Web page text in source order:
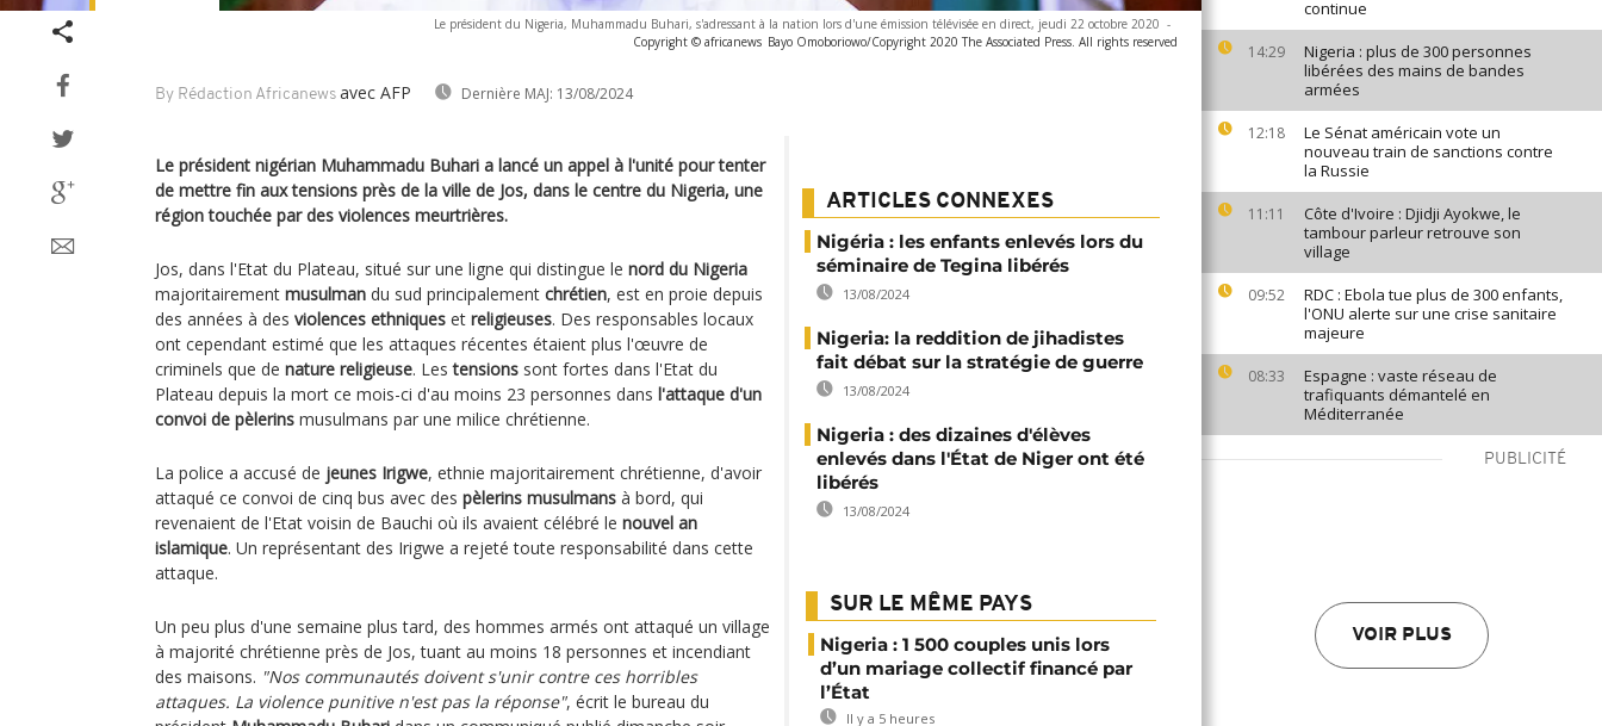
continue
14:29
Nigeria : plus de 300 personnes
libérées des mains de bandes
armées
12:18
Le Sénat américain vote un
nouveau train de sanctions contre
la Russie
11:11
Côte d'Ivoire : Djidji Ayokwe, le
tambour parleur retrouve son
village
09:52
RDC : Ebola tue plus de 300 enfants,
l'ONU alerte sur une crise sanitaire
majeure
08:33
Espagne : vaste réseau de
trafiquants démantelé en
Méditerranée
PUBLICITÉ
VOIR PLUS
Le président du Nigeria, Muhammadu Buhari, s'adressant à la nation lors d'une émission télévisée en direct, jeudi 22 octobre 2020 -
Copyright © africanews Bayo Omoboriowo/Copyright 2020 The Associated Press. All rights reserved
By Rédaction Africanews avec AFP Dernière MAJ: 13/08/2024
Le président nigérian Muhammadu Buhari a lancé un appel à l'unité pour tenter
de mettre fin aux tensions près de la ville de Jos, dans le centre du Nigeria, une
région touchée par des violences meurtrières.
Jos, dans l'Etat du Plateau, situé sur une ligne qui distingue le nord du Nigeria
majoritairement musulman du sud principalement chrétien, est en proie depuis
des années à des violences ethniques et religieuses. Des responsables locaux
ont cependant estimé que les attaques récentes étaient plus l'œuvre de
criminels que de nature religieuse. Lestensions sont fortes dans l'Etat du
Plateau depuis la mort ce mois-ci d'au moins 23 personnes dans l'attaque d'un
convoi de pèlerins musulmans par une milice chrétienne.
La police a accusé de jeunes Irigwe, ethnie majoritairement chrétienne, d'avoir
attaqué ce convoi de cinq bus avec des pèlerins musulmans à bord, qui
revenaient de l'Etat voisin de Bauchi où ils avaient célébré le nouvel an
islamique. Un représentant des Irigwe a rejeté toute responsabilité dans cette
attaque.
Un peu plus d'une semaine plus tard, des hommes armés ont attaqué un village
à majorité chrétienne près de Jos, tuant au moins 18 personnes et incendiant
des maisons. "Nos communautés doivent s'unir contre ces horribles
attaques. La violence punitive n'est pas la réponse", écrit le bureau du
ARTICLES CONNEXES
Nigéria : les enfants enlevés lors du
séminaire de Tegina libérés
13/08/2024
Nigeria: la reddition de jihadistes
fait débat sur la stratégie de guerre
13/08/2024
Nigeria : des dizaines d'élèves
enlevés dans l'État de Niger ont été
libérés
13/08/2024
SUR LE MÊME PAYS
Nigeria : 1 500 couples unis lors
d’un mariage collectif financé par
l’État
Il y a 5 heures